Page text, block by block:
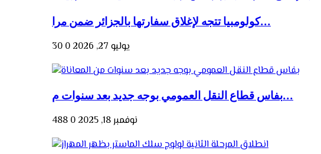
كولومبيا تتجه لإغلاق سفارتها بالجزائر ضمن مرا...
يوليو 27, 2026 0
30
بفاس قطاع النقل العمومي بوجه جديد بعد سنوات م...
نوفمبر 18, 2025 0
488